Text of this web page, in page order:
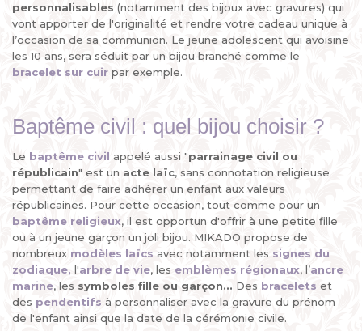
personnalisables (notamment des bijoux avec gravures) qui
vont apporter de l'originalité et rendre votre cadeau unique à
l’occasion de sa communion. Le jeune adolescent qui avoisine
les 10 ans, sera séduit par un bijou branché comme le
bracelet sur cuir par exemple.
Baptême civil : quel bijou choisir ?
Le baptême civil appelé aussi "parrainage civil ou
républicain" est un acte laïc, sans connotation religieuse
permettant de faire adhérer un enfant aux valeurs
républicaines. Pour cette occasion, tout comme pour un
baptême religieux, il est opportun d'offrir à une petite fille
ou à un jeune garçon un joli bijou. MIKADO propose de
nombreux modèles laïcs avec notamment les signes du
zodiaque, l'arbre de vie, les emblèmes régionaux, l’ancre
marine, les symboles fille ou garçon... Des bracelets et
des pendentifs à personnaliser avec la gravure du prénom
de l'enfant ainsi que la date de la cérémonie civile.